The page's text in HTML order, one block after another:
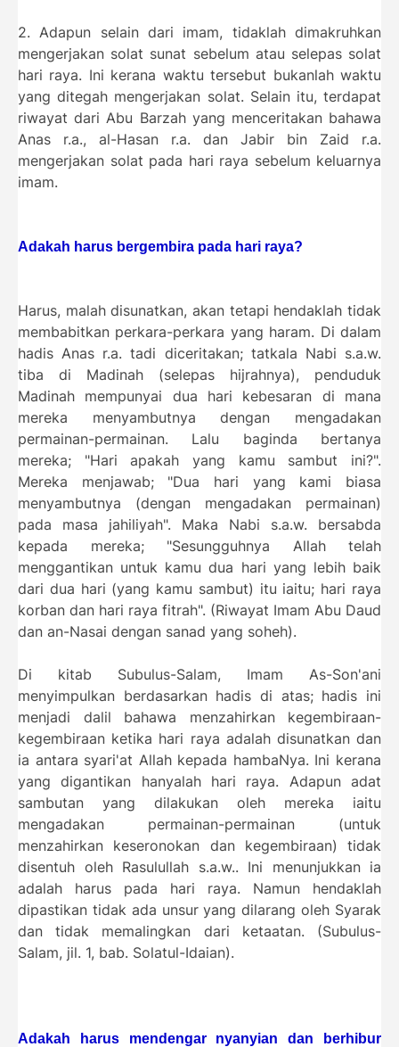
2. Adapun selain dari imam, tidaklah dimakruhkan
mengerjakan solat sunat sebelum atau selepas solat
hari raya. Ini kerana waktu tersebut bukanlah waktu
yang ditegah mengerjakan solat. Selain itu, terdapat
riwayat dari Abu Barzah yang menceritakan bahawa
Anas r.a., al-Hasan r.a. dan Jabir bin Zaid r.a.
mengerjakan solat pada hari raya sebelum keluarnya
imam.
Adakah harus bergembira pada hari raya?
Harus, malah disunatkan, akan tetapi hendaklah tidak
membabitkan perkara-perkara yang haram. Di dalam
hadis Anas r.a. tadi diceritakan; tatkala Nabi s.a.w.
tiba di Madinah (selepas hijrahnya), penduduk
Madinah mempunyai dua hari kebesaran di mana
mereka menyambutnya dengan mengadakan
permainan-permainan. Lalu baginda bertanya
mereka; "Hari apakah yang kamu sambut ini?".
Mereka menjawab; "Dua hari yang kami biasa
menyambutnya (dengan mengadakan permainan)
pada masa jahiliyah". Maka Nabi s.a.w. bersabda
kepada mereka; "Sesungguhnya Allah telah
menggantikan untuk kamu dua hari yang lebih baik
dari dua hari (yang kamu sambut) itu iaitu; hari raya
korban dan hari raya fitrah". (Riwayat Imam Abu Daud
dan an-Nasai dengan sanad yang soheh).
Di kitab Subulus-Salam, Imam As-Son'ani
menyimpulkan berdasarkan hadis di atas; hadis ini
menjadi dalil bahawa menzahirkan kegembiraan-
kegembiraan ketika hari raya adalah disunatkan dan
ia antara syari'at Allah kepada hambaNya. Ini kerana
yang digantikan hanyalah hari raya. Adapun adat
sambutan yang dilakukan oleh mereka iaitu
mengadakan permainan-permainan (untuk
menzahirkan keseronokan dan kegembiraan) tidak
disentuh oleh Rasulullah s.a.w.. Ini menunjukkan ia
adalah harus pada hari raya. Namun hendaklah
dipastikan tidak ada unsur yang dilarang oleh Syarak
dan tidak memalingkan dari ketaatan. (Subulus-
Salam, jil. 1, bab. Solatul-Idaian).
Adakah harus mendengar nyanyian dan berhibur